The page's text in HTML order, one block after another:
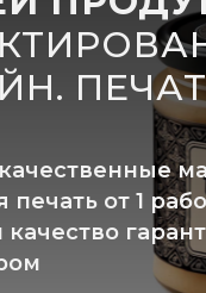
печать от 1
качество